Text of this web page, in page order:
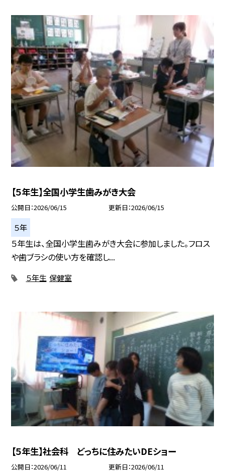
【５年生】全国小学生歯みがき大会
公開日 2026/06/15 更新日 2026/06/15
５年
５年生は、全国小学生歯みがき大会に参加しました。フロス
や歯ブラシの使い方を確認し...
５年生 保健室
【５年生】社会科 どっちに住みたいDEショー
公開日 2026/06/11 更新日 2026/06/11